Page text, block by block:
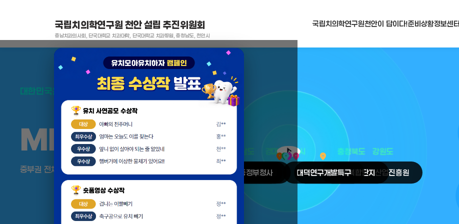
국립치의학연구원 천안 설립 추진위원회
충남치과의사회, 단국대학교 치과대학, 단국대학교 치과병원, 충청남도, 천안시
국립치의학연구원천안이 답이다!준비상황정보센터
대한민국은 두번이나 약속하였습니다.
MEGAREGION
중부권 전체를 잇는 연구–임상–평가–사업화 융합 메가리전
arrow_selector_tool 강원도
경기도 충청북도
대전광역시
place
천안시
place
세종정부청사
place
판교 테크노밸리
place
오송첨단의료복합단지
place
대덕연구개발특구
place
원주의료기기산업진흥원